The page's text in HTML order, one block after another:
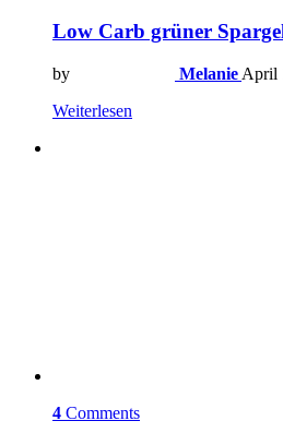
Low Carb grüner
by Melanie April
Weiterlesen
4 Comments